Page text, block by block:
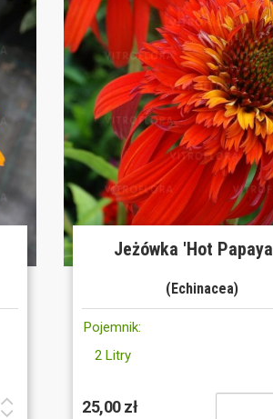
Jeżówka 'Hot
(Echinacea)
Pojemnik:
2 Litry
25,00 zł